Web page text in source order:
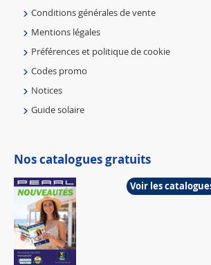
Conditions générales de vente
Mentions légales
Préférences et politique de cookie
Codes promo
Notices
Guide solaire
Nos catalogues gratuits
Voir les